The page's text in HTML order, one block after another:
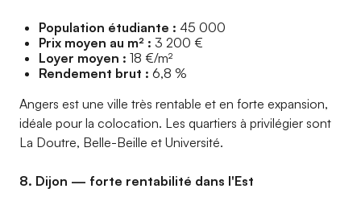
Population étudiante : 45 000
Prix moyen au m² : 3 200 €
Loyer moyen : 18 €/m²
Rendement brut : 6,8 %
Angers est une ville très rentable et en forte expansion,
idéale pour la colocation. Les quartiers à privilégier sont
La Doutre, Belle-Beille et Université.
8. Dijon — forte rentabilité dans l'Est